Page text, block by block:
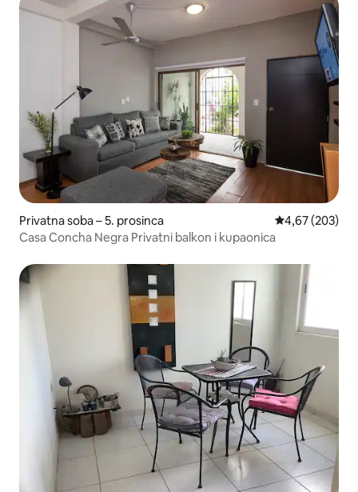
Privatna soba – 5. prosinca Prosječna
4,67 (203)
Casa Concha Negra Privatni balkon i kupaonica